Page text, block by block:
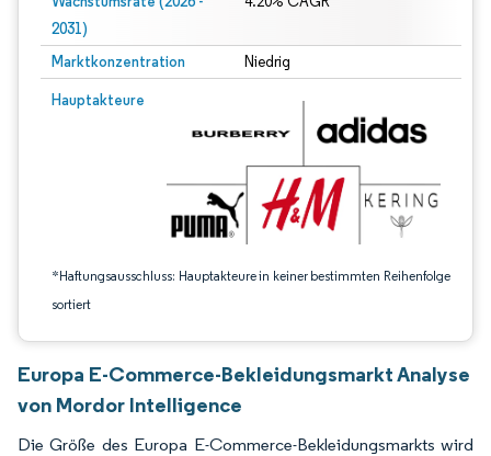
2031)
Marktkonzentration Niedrig
Hauptakteure
*Haftungsausschluss: Hauptakteure in keiner bestimmten Reihenfolge
sortiert
Bild © Mordor Intelligence. Wiederverwendung erfordert Namensnennung
Europa E-Commerce-Bekleidungsmarkt Analyse
von Mordor Intelligence
Die Größe des Europa E-Commerce-Bekleidungsmarkts wird